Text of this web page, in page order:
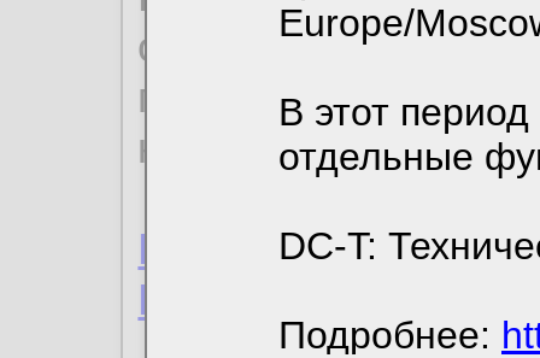
Europe/
В этот
отдельные
DC-T:
Подробнее:
ознакомиться с
пользовательским
Пользовательское
Политика